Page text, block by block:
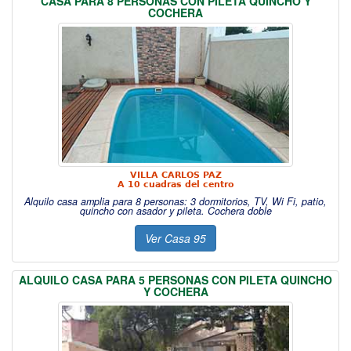
COCHERA
VILLA CARLOS PAZ
A 10 cuadras del centro
Alquilo casa amplia para 8 personas: 3 dormitorios, TV, Wi Fi, patio,
quincho con asador y pileta. Cochera doble
Ver Casa 95
ALQUILO CASA PARA 5 PERSONAS CON PILETA QUINCHO
Y COCHERA